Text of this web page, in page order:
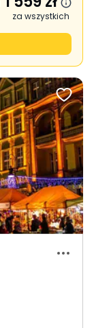
za wszystkich